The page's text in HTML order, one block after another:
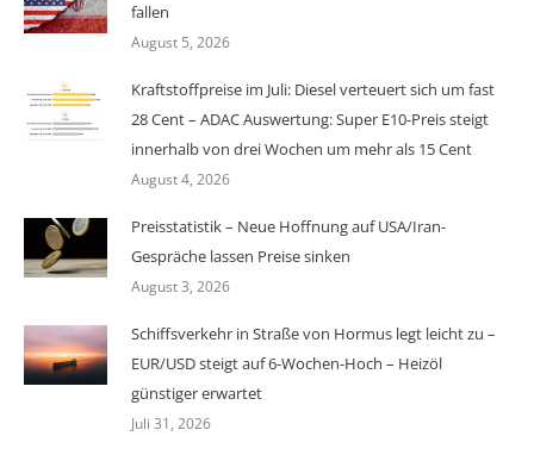
fallen
August 5, 2026
Kraftstoffpreise im Juli: Diesel verteuert sich um fast
28 Cent – ADAC Auswertung: Super E10-Preis steigt
innerhalb von drei Wochen um mehr als 15 Cent
August 4, 2026
Preisstatistik – Neue Hoffnung auf USA/Iran-
Gespräche lassen Preise sinken
August 3, 2026
Schiffsverkehr in Straße von Hormus legt leicht zu –
EUR/USD steigt auf 6-Wochen-Hoch – Heizöl
günstiger erwartet
Juli 31, 2026